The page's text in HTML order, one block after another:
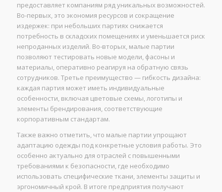
предоставляет компаниям ряд уникальных возможностей.
Во-первых, это экономия ресурсов и сокращение
издержек: при небольших партиях снижается
потребность в складских помещениях и уменьшается риск
непроданных изделий. Во-вторых, малые партии
позволяют тестировать новые модели, фасоны и
материалы, оперативно реагируя на обратную связь
сотрудников. Третье преимущество — гибкость дизайна:
каждая партия может иметь индивидуальные
особенности, включая цветовые схемы, логотипы и
элементы брендирования, соответствующие
корпоративным стандартам.
Также важно отметить, что малые партии упрощают
адаптацию одежды под конкретные условия работы. Это
особенно актуально для отраслей с повышенными
требованиями к безопасности, где необходимо
использовать специфические ткани, элементы защиты и
эргономичный крой. В итоге предприятия получают